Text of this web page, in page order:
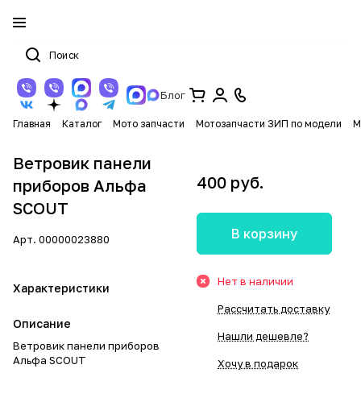
Блог
Главная Каталог Мото запчасти Мотозапчасти ЗИП по модели
Ветровик панели
приборов Альфа
SCOUT
Арт. 00000023880
Характеристики
Описание
Ветровик панели приборов
Альфа SCOUT
400 руб.
В корзину
Нет в наличии
Рассчитать доставку
Нашли дешевле?
Хочу в подарок